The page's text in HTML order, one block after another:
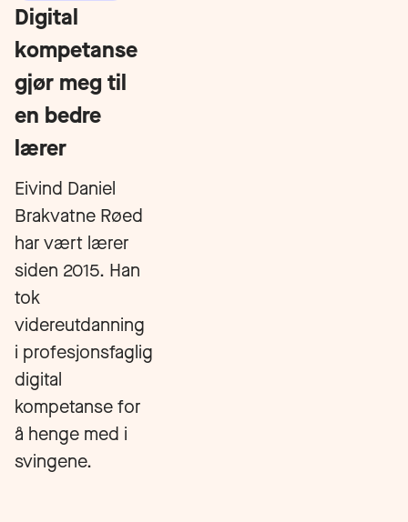
Digital
kompetanse
gjør meg til
en bedre
lærer
Eivind Daniel
Brakvatne Røed
har vært lærer
siden 2015. Han
tok
videreutdanning
i profesjonsfaglig
digital
kompetanse for
å henge med i
svingene.